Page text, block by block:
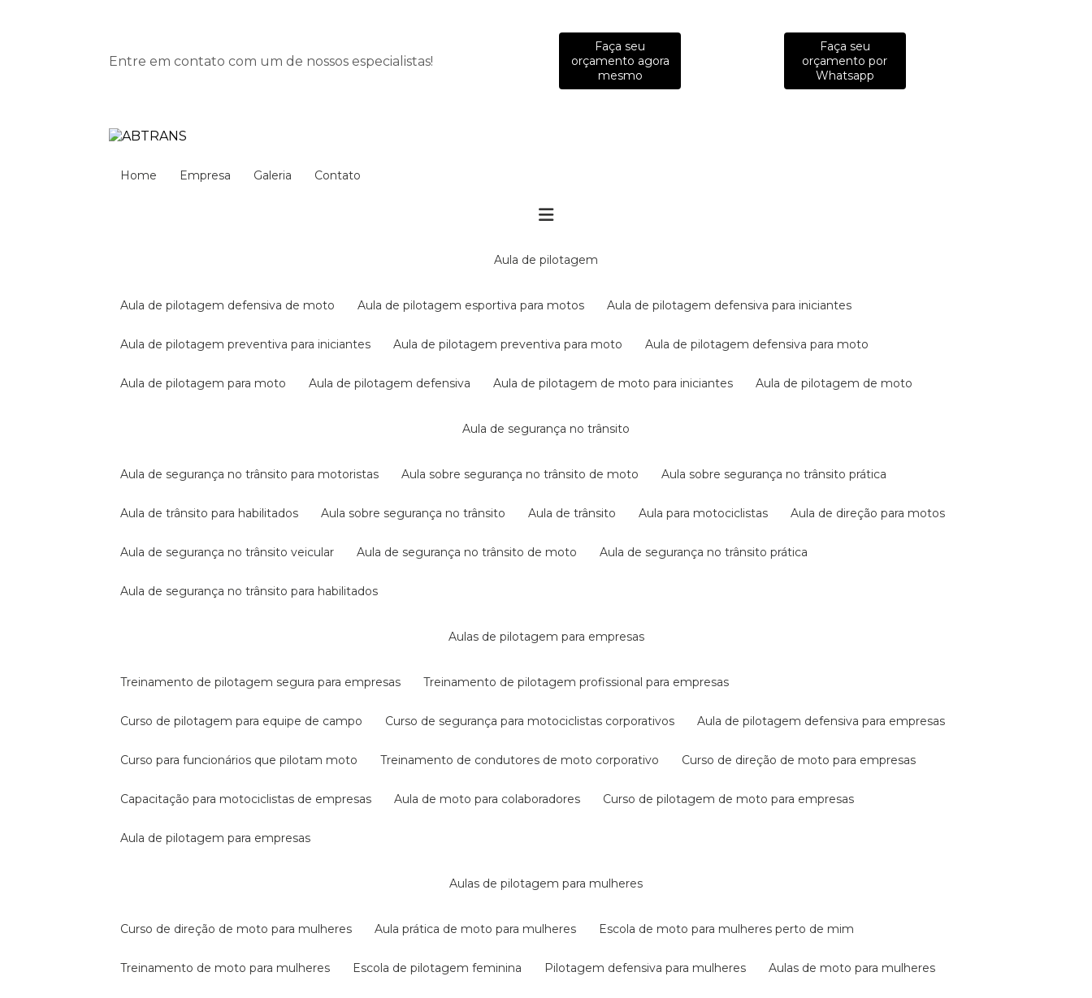
Entre em contato com um de nossos especialistas!
Faça seu
orçamento agora
mesmo
Faça seu
orçamento por
Whatsapp
Home Empresa Galeria Contato
aula de pilotagem
aula de pilotagem defensiva de moto aula de pilotagem esportiva para motos aula de pilotagem defensiva para iniciantes
aula de pilotagem preventiva para iniciantes aula de pilotagem preventiva para moto aula de pilotagem defensiva para moto
aula de pilotagem para moto aula de pilotagem defensiva aula de pilotagem de moto para iniciantes aula de pilotagem de moto
aula de segurança no trânsito
aula de segurança no trânsito para motoristas aula sobre segurança no trânsito de moto aula sobre segurança no trânsito prática
aula de trânsito para habilitados aula sobre segurança no trânsito aula de trânsito aula para motociclistas aula de direção para motos
aula de segurança no trânsito veicular aula de segurança no trânsito de moto aula de segurança no trânsito prática
aula de segurança no trânsito para habilitados
aulas de pilotagem para empresas
treinamento de pilotagem segura para empresas treinamento de pilotagem profissional para empresas
curso de pilotagem para equipe de campo curso de segurança para motociclistas corporativos aula de pilotagem defensiva para empresas
curso para funcionários que pilotam moto treinamento de condutores de moto corporativo curso de direção de moto para empresas
capacitação para motociclistas de empresas aula de moto para colaboradores curso de pilotagem de moto para empresas
aula de pilotagem para empresas
aulas de pilotagem para mulheres
curso de direção de moto para mulheres aula prática de moto para mulheres escola de moto para mulheres perto de mim
treinamento de moto para mulheres escola de pilotagem feminina pilotagem defensiva para mulheres aulas de moto para mulheres